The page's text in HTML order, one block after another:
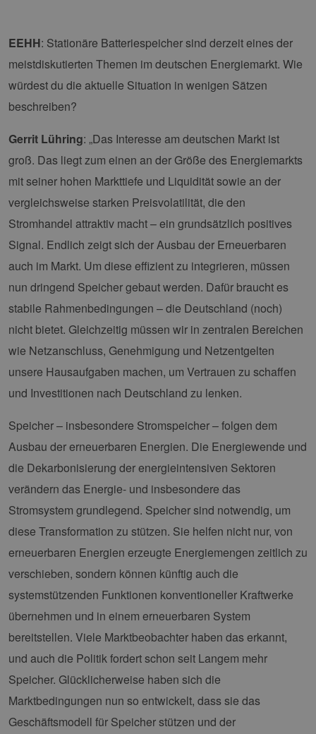
EEHH: Stationäre Batteriespeicher sind derzeit eines der
meistdiskutierten Themen im deutschen Energiemarkt. Wie
würdest du die aktuelle Situation in wenigen Sätzen
beschreiben?
Gerrit Lühring: „Das Interesse am deutschen Markt ist
groß. Das liegt zum einen an der Größe des Energiemarkts
mit seiner hohen Markttiefe und Liquidität sowie an der
vergleichsweise starken Preisvolatilität, die den
Stromhandel attraktiv macht – ein grundsätzlich positives
Signal. Endlich zeigt sich der Ausbau der Erneuerbaren
auch im Markt. Um diese effizient zu integrieren, müssen
nun dringend Speicher gebaut werden. Dafür braucht es
stabile Rahmenbedingungen – die Deutschland (noch)
nicht bietet. Gleichzeitig müssen wir in zentralen Bereichen
wie Netzanschluss, Genehmigung und Netzentgelten
unsere Hausaufgaben machen, um Vertrauen zu schaffen
und Investitionen nach Deutschland zu lenken.
Speicher – insbesondere Stromspeicher – folgen dem
Ausbau der erneuerbaren Energien. Die Energiewende und
die Dekarbonisierung der energieintensiven Sektoren
verändern das Energie- und insbesondere das
Stromsystem grundlegend. Speicher sind notwendig, um
diese Transformation zu stützen. Sie helfen nicht nur, von
erneuerbaren Energien erzeugte Energiemengen zeitlich zu
verschieben, sondern können künftig auch die
systemstützenden Funktionen konventioneller Kraftwerke
übernehmen und in einem erneuerbaren System
bereitstellen. Viele Marktbeobachter haben das erkannt,
und auch die Politik fordert schon seit Langem mehr
Speicher. Glücklicherweise haben sich die
Marktbedingungen nun so entwickelt, dass sie das
Geschäftsmodell für Speicher stützen und der